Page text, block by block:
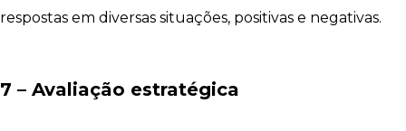
respostas em diversas situações, positivas e negativas.
7 – Avaliação estratégica